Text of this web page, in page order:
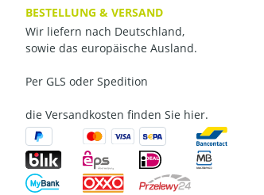
BESTELLUNG & VERSAND
Wir liefern nach Deutschland,
sowie das europäische Ausland.
Per GLS oder Spedition
die Versandkosten finden Sie hier.